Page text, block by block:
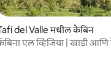
रेटिंग, 131 रिव्ह्यूज
del Valle मधील केबिन
एल व्हिजिया | खाडी